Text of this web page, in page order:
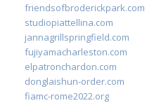
friendsofbroderickpark.com
studiopiattellina.com
jannagrillspringfield.com
fujiyamacharleston.com
elpatronchardon.com
donglaishun-order.com
fiamc-rome2022.org